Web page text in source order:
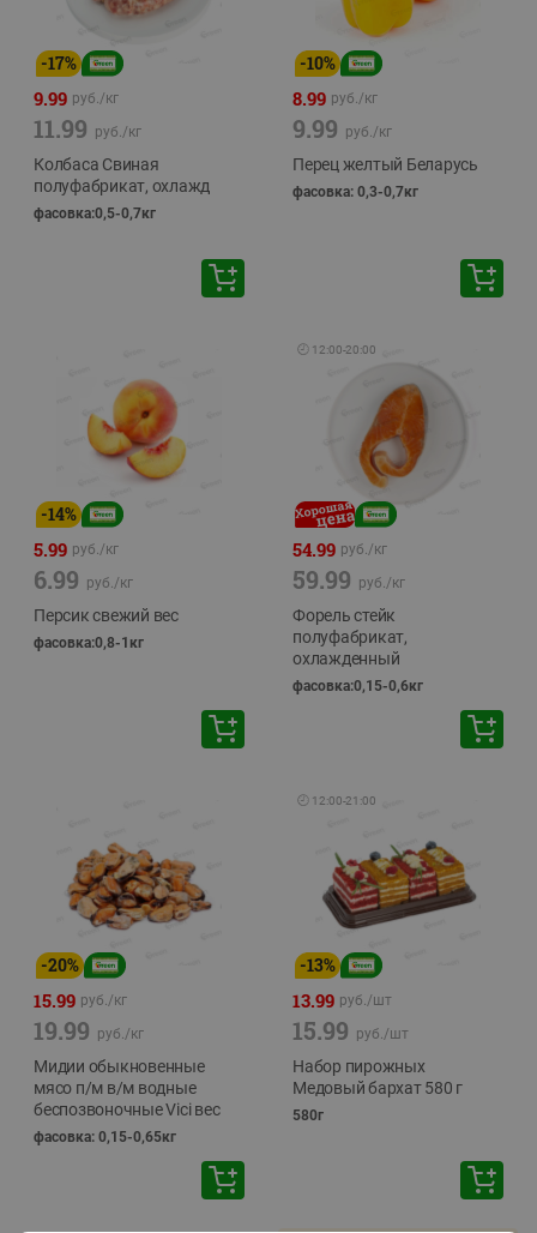
-17%
9.99 руб./кг
11.99 руб./кг
Колбаса Свиная
полуфабрикат, охлажд
фасовка:0,5-0,7кг
-10%
8.99 руб./кг
9.99 руб./кг
Перец желтый Беларусь
фасовка: 0,3-0,7кг
-14%
5.99 руб./кг
6.99 руб./кг
Персик свежий вес
фасовка:0,8-1кг
🕘 12:00-20:00
54.99 руб./кг
59.99 руб./кг
Форель стейк
полуфабрикат,
охлажденный
фасовка:0,15-0,6кг
-20%
15.99 руб./кг
19.99 руб./кг
Мидии обыкновенные
мясо п/м в/м водные
беспозвоночные Vici вес
фасовка: 0,15-0,65кг
🕘 12:00-21:00
-13%
13.99 руб./шт
15.99 руб./шт
Набор пирожных
Медовый бархат 580 г
580г